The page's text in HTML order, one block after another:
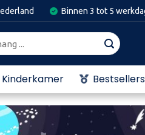
Binnen 3 tot 5
Kinderkamer Bestsellers